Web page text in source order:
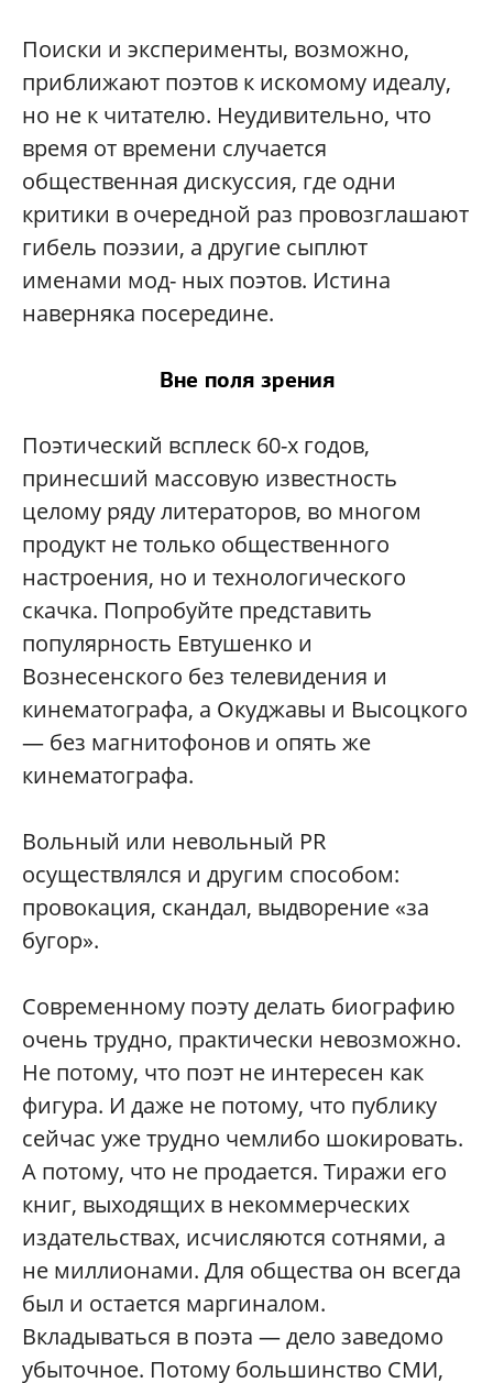
Поиски и эксперименты, возможно,
приближают поэтов к искомому идеалу,
но не к читателю. Неудивительно, что
время от времени случается
общественная дискуссия, где одни
критики в очередной раз провозглашают
гибель поэзии, а другие сыплют
именами мод- ных поэтов. Истина
наверняка посередине.
Вне поля зрения
Поэтический всплеск 60-х годов,
принесший массовую известность
целому ряду литераторов, во многом
продукт не только общественного
настроения, но и технологического
скачка. Попробуйте представить
популярность Евтушенко и
Вознесенского без телевидения и
кинематографа, а Окуджавы и Высоцкого
— без магнитофонов и опять же
кинематографа.
Вольный или невольный PR
осуществлялся и другим способом:
провокация, скандал, выдворение «за
бугор».
Современному поэту делать биографию
очень трудно, практически невозможно.
Не потому, что поэт не интересен как
фигура. И даже не потому, что публику
сейчас уже трудно чемлибо шокировать.
А потому, что не продается. Тиражи его
книг, выходящих в некоммерческих
издательствах, исчисляются сотнями, а
не миллионами. Для общества он всегда
был и остается маргиналом.
Вкладываться в поэта — дело заведомо
убыточное. Потому большинство СМИ,